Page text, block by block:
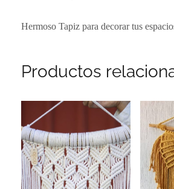
Hermoso Tapiz para decorar tus
Productos